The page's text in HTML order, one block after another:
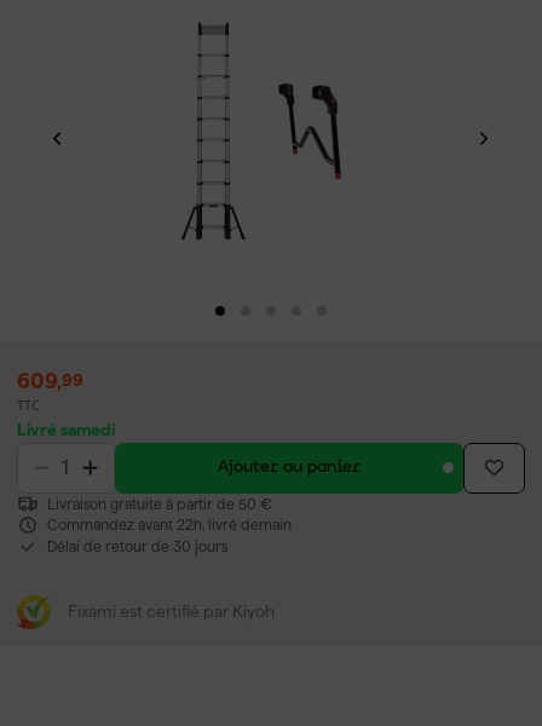
609,99
TTC
Livré samedi
Ajouter au panier
Livraison gratuite à partir de 50 €
Commandez avant 22h, livré demain
Délai de retour de 30 jours
Fixami est certifié par Kiyoh